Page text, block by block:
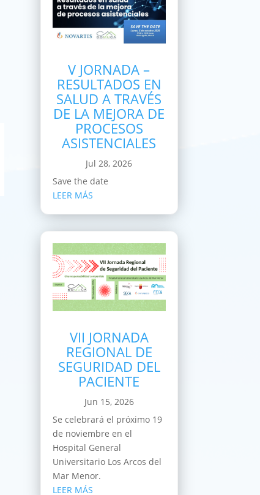
V JORNADA –
RESULTADOS EN
SALUD A TRAVÉS
DE LA MEJORA DE
PROCESOS
ASISTENCIALES
Jul 28, 2026
Save the date
LEER MÁS
VII JORNADA
REGIONAL DE
SEGURIDAD DEL
PACIENTE
Jun 15, 2026
Se celebrará el próximo 19
de noviembre en el
Hospital General
Universitario Los Arcos del
Mar Menor.
LEER MÁS